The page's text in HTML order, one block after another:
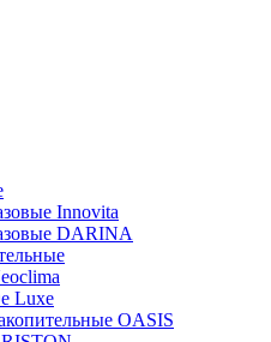
Innovita
DARINA
Luxe
OASIS